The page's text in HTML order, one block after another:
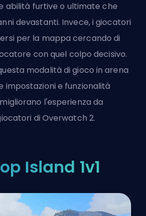
abilità furtive o ultimate che
devastanti. Invece, i giocatori
per la mappa cercando di
con quel colpo decisivo.
modalità di gioco in arena
impostazioni e funzionalità
l'esperienza da
di Overwatch 2.
Island 1v1